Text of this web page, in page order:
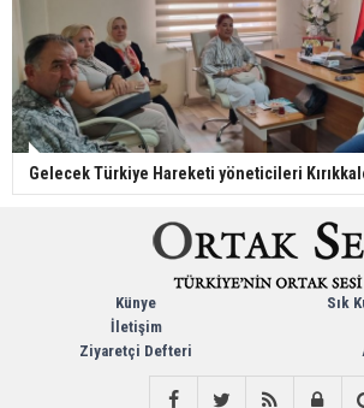
Gelecek Türkiye Hareketi yöneticileri
Künye
İletişim
Ziyaretçi Defteri
Sık